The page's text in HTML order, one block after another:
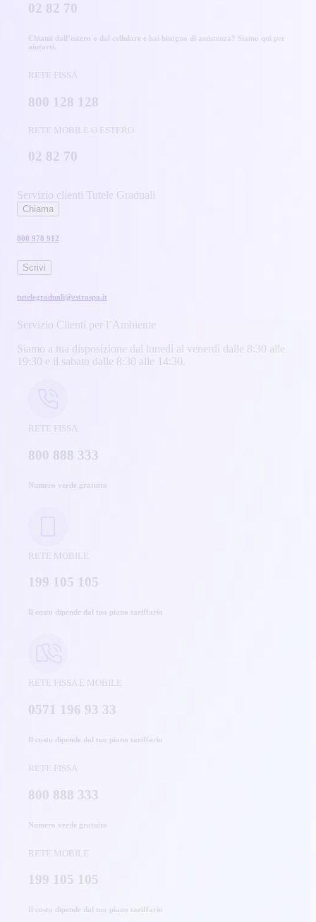
02 82 70
Chiami dall’estero o dal cellulare e hai bisogno di assistenza? Siamo qui per
aiutarti.
RETE FISSA
800 128 128
RETE MOBILE O ESTERO
02 82 70
Servizio clienti Tutele Graduali
Chiama
800 978 912
Scrivi
tutelegraduali@estraspa.it
Servizio Clienti per l’Ambiente
Siamo a tua disposizione dal lunedì al venerdì dalle 8:30 alle
19:30 e il sabato dalle 8:30 alle 14:30.
RETE FISSA
800 888 333
Numero verde gratuito
RETE MOBILE
199 105 105
Il costo dipende dal tuo piano tariffario
RETE FISSA E MOBILE
0571 196 93 33
Il costo dipende dal tuo piano tariffario
RETE FISSA
800 888 333
Numero verde gratuito
RETE MOBILE
199 105 105
Il costo dipende dal tuo piano tariffario